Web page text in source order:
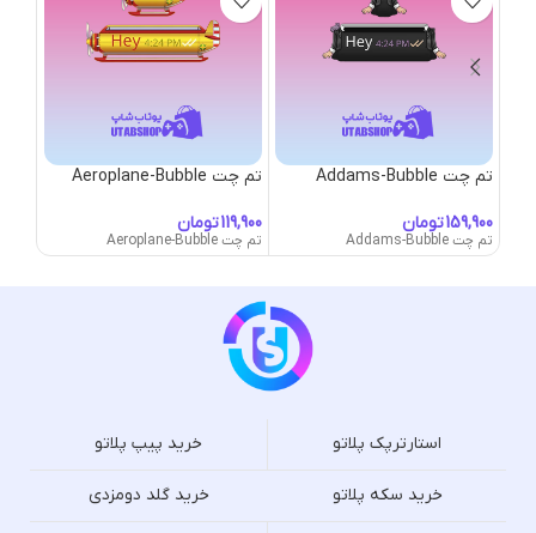
تم چت Addams-Bubble
تومان
تم چت Addams-Bubble
تم چت Aeroplane-Bubble
تومان
تم چت Aeroplane-Bubble
استارترپک پلاتو خرید پیپ پلاتو
خرید سکه پلاتو خرید گلد دومزدی